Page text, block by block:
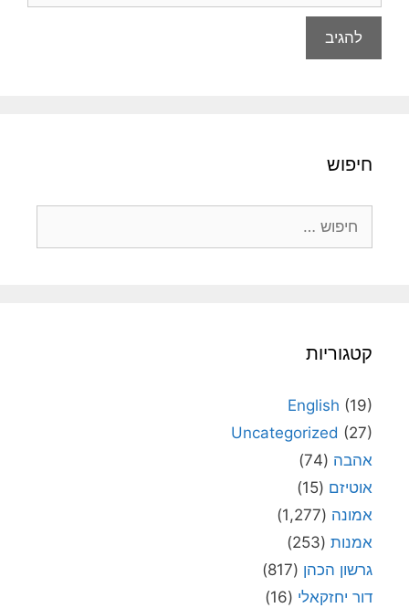
חיפוש
קטגוריות
English (19)
Uncategorized (27)
אהבה (74)
אוטיזם (15)
אמונה (1,277)
אמנות (253)
גרשון הכהן (817)
דור יחזקאלי (16)